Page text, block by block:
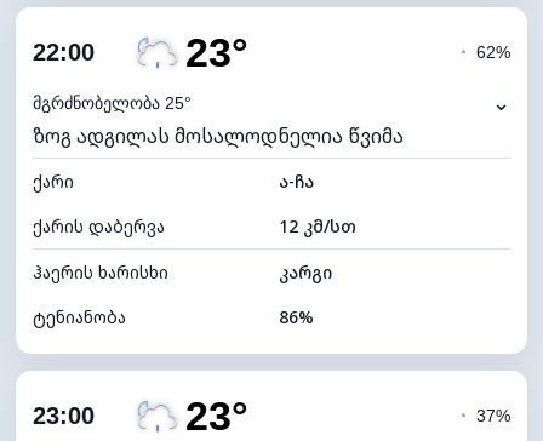
ღრუბლიანობა
ნამის წერტილი
ხილვადობა
9 კმ
განათების ინდექსი 0 (ბნელი)
ღრუბლის სიმაღლე 5600 მ
22:00 23°
მგრძნობელობა 25°
◔ 62%
⌄
ზოგ ადგილას მოსალოდნელია წვიმა
ქარი
ა-ჩა
ქარის დაბერვა
12 კმ/სთ
ჰაერის ხარისხი
კარგი
ტენიანობა
86%
ღრუბლიანობა
23:00 23° ◔ 37%